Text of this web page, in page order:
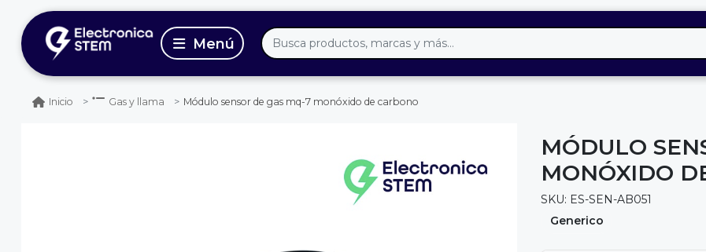
Inicio Gas y llama Módulo sensor de gas mq-7 monóxido de carbono
MÓDULO
MONÓXIDO
SKU: ES-SEN-AB051
Generico